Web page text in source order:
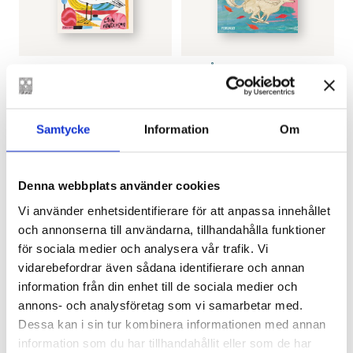
Samtycke Information Om
Denna webbplats använder cookies
Vi använder enhetsidentifierare för att anpassa innehållet
och annonserna till användarna, tillhandahålla funktioner
för sociala medier och analysera vår trafik. Vi
vidarebefordrar även sådana identifierare och annan
information från din enhet till de sociala medier och
annons- och analysföretag som vi samarbetar med.
Dessa kan i sin tur kombinera informationen med annan
information som du har tillhandahållit eller som de har
Fuskmåsen Fy
LÄGG I VARUKORG
MIMI ÅKESSON
BONDESTAM
Kom vinden!
PETER MICKWITZ LINA BONDE